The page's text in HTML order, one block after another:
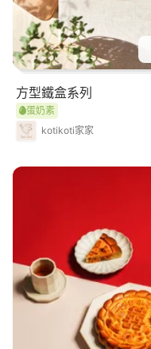
方型鐵盒系列
蛋奶素
kotikoti家家